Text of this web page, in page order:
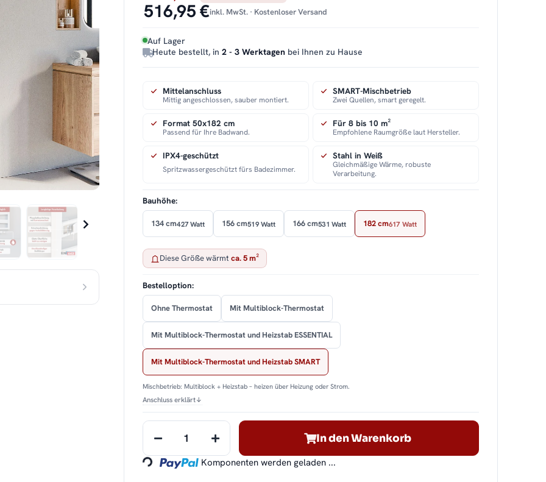
516,95 €inkl. MwSt. · Kostenloser Versand
Auf Lager
Heute bestellt, in2 - 3 Werktagen bei Ihnen zu Hause
Mittelanschluss
Mittig angeschlossen, sauber montiert.
SMART-Mischbetrieb
Zwei Quellen, smart geregelt.
Format 50x182 cm
Passend für Ihre Badwand.
Für 8 bis 10 m²
Empfohlene Raumgröße laut Hersteller.
IPX4-geschützt
Spritzwassergeschützt fürs Badezimmer.
Stahl in Weiß
Gleichmäßige Wärme, robuste
Verarbeitung.
Bauhöhe:
134 cm427 Watt 156 cm519 Watt 166 cm531 Watt 182 cm617 Watt
Diese Größe wärmtca. 5 m²
Bestelloption:
Ohne Thermostat Mit Multiblock-Thermostat
Mit Multiblock-Thermostat und Heizstab ESSENTIAL
Mit Multiblock-Thermostat und Heizstab SMART
Mischbetrieb: Multiblock + Heizstab – heizen über Heizung oder Strom.
Anschluss erklärt↓
In den Warenkorb
Loading... Komponenten werden geladen ...